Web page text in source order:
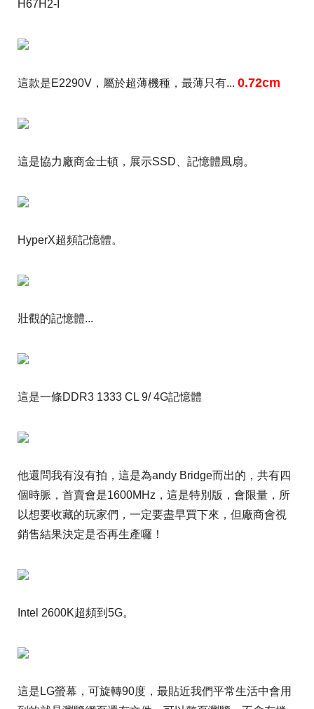
H67H2-I
這款是E2290V，屬於超薄機種，最薄只有... 0.72cm
這是協力廠商金士頓，展示SSD、記憶體風扇。
HyperX超頻記憶體。
壯觀的記憶體...
這是一條DDR3 1333 CL 9/ 4G記憶體
他還問我有沒有拍，這是為andy Bridge而出的，共有四
個時脈，首賣會是1600MHz，這是特別版，會限量，所
以想要收藏的玩家們，一定要盡早買下來，但廠商會視
銷售結果決定是否再生產囉！
Intel 2600K超頻到5G。
這是LG螢幕，可旋轉90度，最貼近我們平常生活中會用